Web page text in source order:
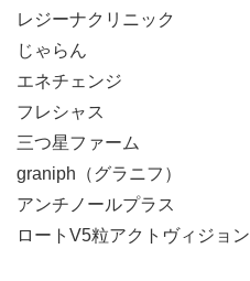
レジーナクリニック
じゃらん
エネチェンジ
フレシャス
三つ星ファーム
graniph（グラニフ）
アンチノールプラス
ロートV5粒アクトヴィジョン